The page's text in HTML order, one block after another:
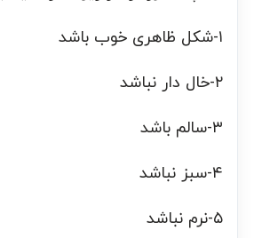
۱-شکل ظاهری خوب باشد
۲-خال دار نباشد
۳-سالم باشد
۴-سبز نباشد
۵-نرم نباشد